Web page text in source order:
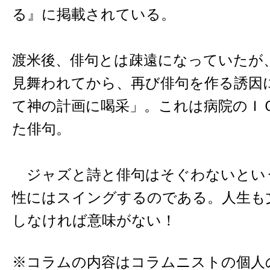
る』に掲載されている。
渡米後、俳句とは疎遠になっていたが
見舞われてから、再び俳句を作る誘
て神の計画に喝采」。これは病院のＩ
た俳句。
ジャズと詩と俳句はそぐわないとい
性にはスイングするのである。人生
しなければ意味がない！
※コラムの内容はコラムニストの個人